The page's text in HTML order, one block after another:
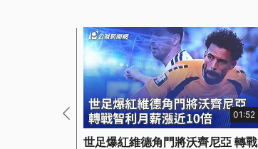
01:52
世足爆紅維德角門將沃齊尼亞 轉戰